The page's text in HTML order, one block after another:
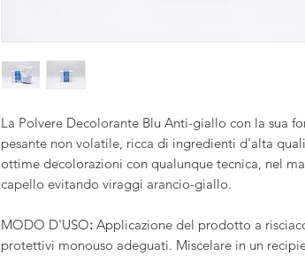
La Polvere Decolorante Blu Anti-giallo con la sua
pesante non volatile, ricca di ingredienti d'alta
ottime decolorazioni con qualunque tecnica, nel
capello evitando viraggi arancio-giallo.
MODO D'USO: Applicazione del prodotto a
protettivi monouso adeguati. Miscelare in un